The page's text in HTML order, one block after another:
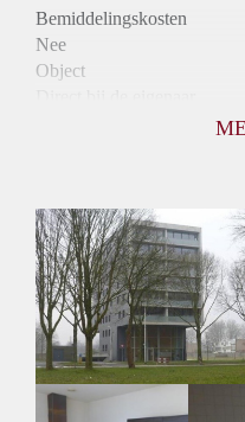
Bemiddelingskosten
Nee
Object
Huurtoeslag
Niet mogelijk
Inkomen eis
2,8 X Maandhuur Bruto
Huurtermijn
Onbepaalde termijn
Oplevering
Kaal